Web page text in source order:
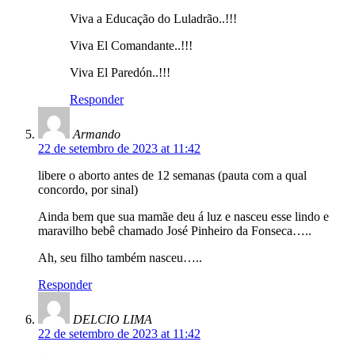
Viva a Educação do Luladrão..!!!
Viva El Comandante..!!!
Viva El Paredón..!!!
Responder
Armando
22 de setembro de 2023 at 11:42
libere o aborto antes de 12 semanas (pauta com a qual
concordo, por sinal)
Ainda bem que sua mamãe deu á luz e nasceu esse lindo e
maravilho bebê chamado José Pinheiro da Fonseca…..
Ah, seu filho também nasceu…..
Responder
DELCIO LIMA
22 de setembro de 2023 at 11:42